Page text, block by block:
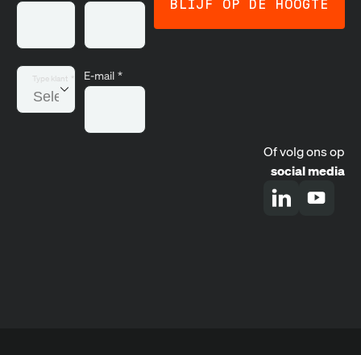
Type klant * E-mail *
Of volg ons op
social media